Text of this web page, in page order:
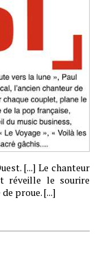
[...] Le chanteur
réveille le sourire
proue. [...]